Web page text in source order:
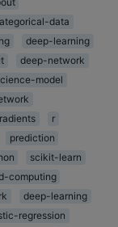
data
deep-learning
deep-network
model
r
prediction
scikit-learn
computing
deep-learning
regression